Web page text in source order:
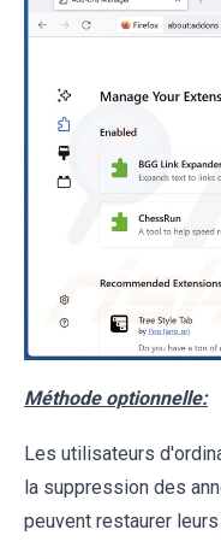
Méthode optionnelle:
Les utilisateurs
la suppression des
peuvent restaurer